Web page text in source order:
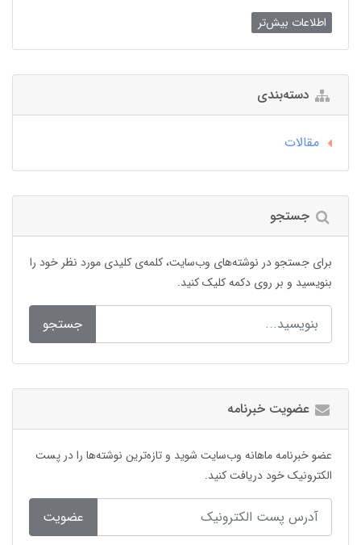
اطلاعات بیش‌تر
دسته‌بندی
مقالات
جستجو
برای جستجو در نوشته‌های وب‌سایت، کلمه‌ی کلیدی مورد نظر خود را
بنویسید و بر روی دکمه کلیک کنید.
جستجو
عضویت خبرنامه
عضو خبرنامه ماهانه وب‌سایت شوید و تازه‌ترین نوشته‌ها را در پست
الکترونیک خود دریافت کنید.
عضویت